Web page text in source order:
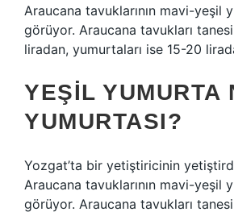
Araucana tavuklarının mavi-yeşil
görüyor. Araucana tavukları
liradan, yumurtaları ise 15-20
YEŞIL YUMURTA
YUMURTASI?
Yozgat’ta bir yetiştiricinin
Araucana tavuklarının mavi-yeşil
görüyor. Araucana tavukları